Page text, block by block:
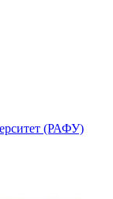
(РАФУ)